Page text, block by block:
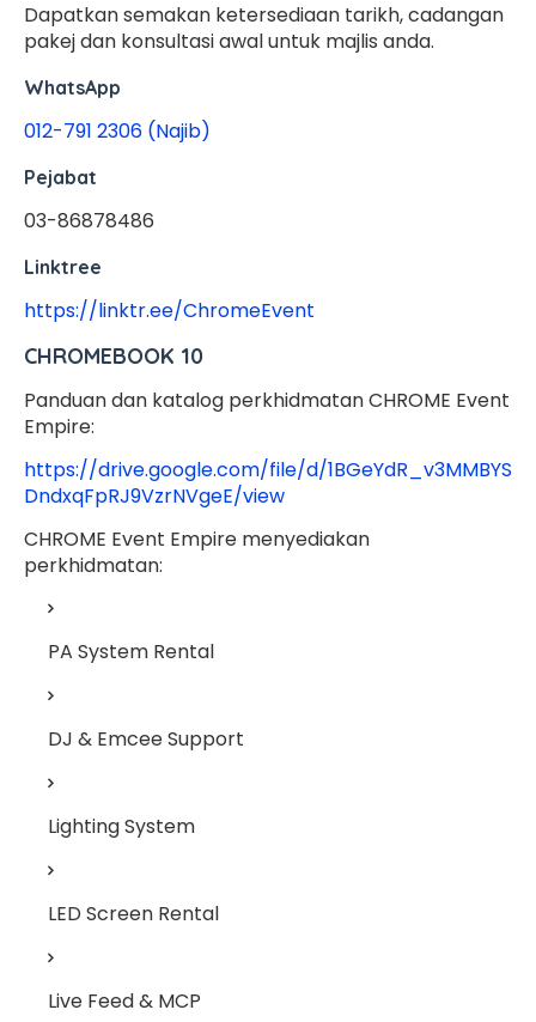
Dapatkan semakan ketersediaan tarikh, cadangan
pakej dan konsultasi awal untuk majlis anda.
WhatsApp
012-791 2306 (Najib)
Pejabat
03-86878486
Linktree
https://linktr.ee/ChromeEvent
CHROMEBOOK 10
Panduan dan katalog perkhidmatan CHROME Event
Empire:
https://drive.google.com/file/d/1BGeYdR_v3MMBYS
DndxqFpRJ9VzrNVgeE/view
CHROME Event Empire menyediakan
perkhidmatan:
PA System Rental
DJ & Emcee Support
Lighting System
LED Screen Rental
Live Feed & MCP